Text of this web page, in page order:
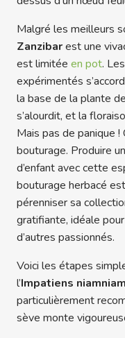
Malgré les meilleurs
Zanzibarest une
est limitée en pot.
expérimentés
la base de la plante
s’alourdit, et la
Mais pas de panique !
bouturage. Produire
d’enfant avec cette
bouturage herbacé
pérenniser sa
gratifiante, idéale
d’autres passionnés.
Voici les étapes
l’Impatiens
particulièrement
sève monte